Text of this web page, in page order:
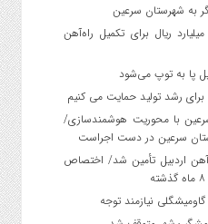
به شهرستان سرعین
استانداراردبیل: سه هزار و ۵۰۰ میلیارد ریال برای تکمیل راه‌آهن
پا به توپ می‌شود
رشد تولید حمایت می کنیم
با محوریت هوشمندسازی/
سرعین در دست اجراست
راه‌آهن اردبیل تأمین شد/ اختصاص
نیازمند توجه